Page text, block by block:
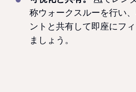
称ウォークスルーを行い
ントと共有して即座にフ
ましょう。